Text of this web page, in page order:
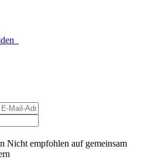
Nicht empfohlen auf gemeinsam